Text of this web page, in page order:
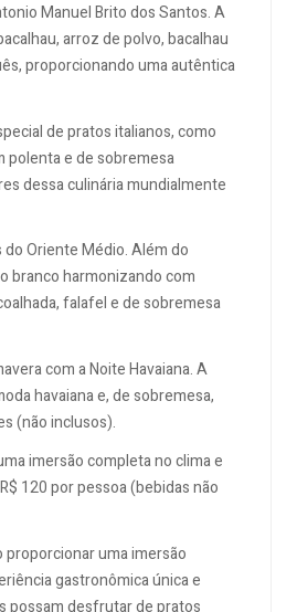
Manuel Brito dos Santos. A
arroz de polvo, bacalhau
proporcionando uma autêntica
de pratos italianos, como
polenta e de sobremesa
dessa culinária mundialmente
Oriente Médio. Além do
branco harmonizando com
falafel e de sobremesa
com a Noite Havaiana. A
havaiana e, de sobremesa,
(não inclusos).
imersão completa no clima e
120 por pessoa (bebidas não
uma imersão
gastronômica única e
possam desfrutar de pratos